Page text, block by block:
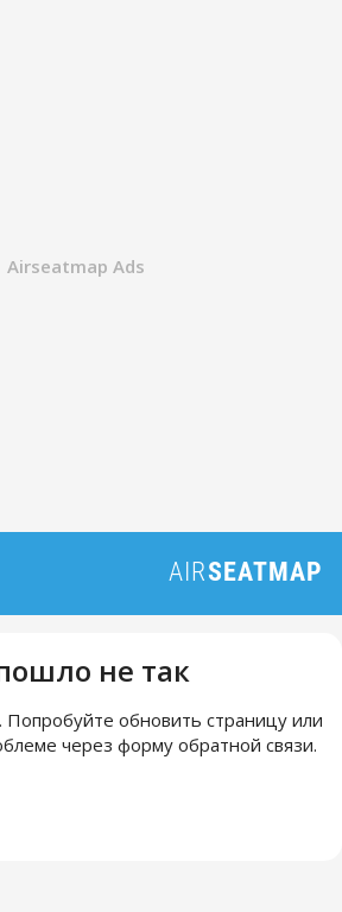
не так
обновить страницу или
через форму обратной связи.